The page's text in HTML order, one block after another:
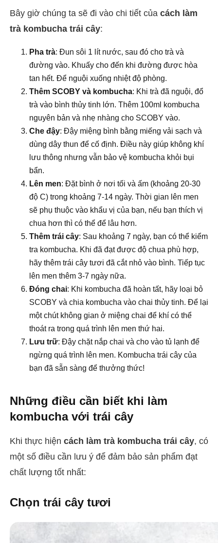
Bây giờ chúng ta sẽ đi vào chi tiết của cách làm
trà kombucha trái cây:
Pha trà: Đun sôi 1 lít nước, sau đó cho trà và
đường vào. Khuấy cho đến khi đường được hòa
tan hết. Để nguội xuống nhiệt độ phòng.
Thêm SCOBY và kombucha: Khi trà đã nguội, đổ
trà vào bình thủy tinh lớn. Thêm 100ml kombucha
nguyên bản và nhẹ nhàng cho SCOBY vào.
Che đậy: Đậy miệng bình bằng miếng vải sạch và
dùng dây thun để cố định. Điều này giúp không khí
lưu thông nhưng vẫn bảo vệ kombucha khỏi bụi
bẩn.
Lên men: Đặt bình ở nơi tối và ấm (khoảng 20-30
độ C) trong khoảng 7-14 ngày. Thời gian lên men
sẽ phụ thuộc vào khẩu vị của bạn, nếu bạn thích vị
chua hơn thì có thể để lâu hơn.
Thêm trái cây: Sau khoảng 7 ngày, bạn có thể kiểm
tra kombucha. Khi đã đạt được độ chua phù hợp,
hãy thêm trái cây tươi đã cắt nhỏ vào bình. Tiếp tục
lên men thêm 3-7 ngày nữa.
Đóng chai: Khi kombucha đã hoàn tất, hãy loại bỏ
SCOBY và chia kombucha vào chai thủy tinh. Để lại
một chút không gian ở miệng chai để khí có thể
thoát ra trong quá trình lên men thứ hai.
Lưu trữ: Đậy chặt nắp chai và cho vào tủ lạnh để
ngừng quá trình lên men. Kombucha trái cây của
bạn đã sẵn sàng để thưởng thức!
Những điều cần biết khi làm
kombucha với trái cây
Khi thực hiện cách làm trà kombucha trái cây, có
một số điều cần lưu ý để đảm bảo sản phẩm đạt
chất lượng tốt nhất:
Chọn trái cây tươi